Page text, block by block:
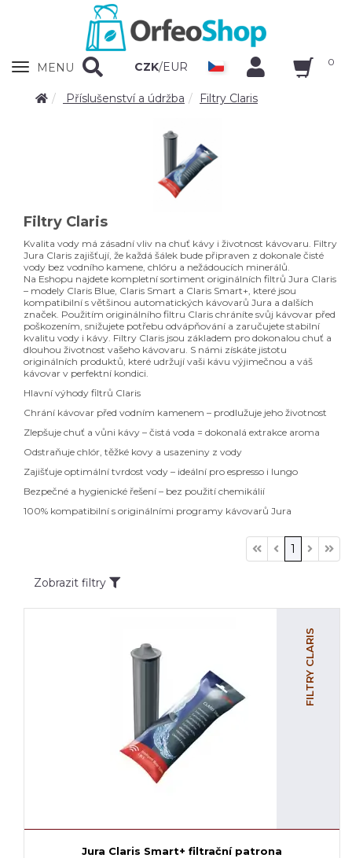
Zobrazit
MENU CZK/EUR 0
Příslušenství a údržba Filtry Claris
Filtry Claris
Kvalita vody má zásadní vliv na chuť kávy i životnost kávovaru. Filtry
Jura Claris zajišťují, že každá šálek bude připraven z dokonale čisté
vody bez vodního kamene, chlóru a nežádoucích minerálů.
Na Eshopu najdete kompletní sortiment originálních filtrů Jura Claris
– modely Claris Blue, Claris Smart a Claris Smart+, které jsou
kompatibilní s většinou automatických kávovarů Jura a dalších
značek. Použitím originálního filtru Claris chráníte svůj kávovar před
poškozením, snižujete potřebu odvápňování a zaručujete stabilní
kvalitu vody i kávy. Filtry Claris jsou základem pro dokonalou chuť a
dlouhou životnost vašeho kávovaru. S námi získáte jistotu
originálních produktů, které udržují vaši kávu výjimečnou a váš
kávovar v perfektní kondici.
Hlavní výhody filtrů Claris
Chrání kávovar před vodním kamenem – prodlužuje jeho životnost
Zlepšuje chuť a vůni kávy – čistá voda = dokonalá extrakce aroma
Odstraňuje chlór, těžké kovy a usazeniny z vody
Zajišťuje optimální tvrdost vody – ideální pro espresso i lungo
Bezpečné a hygienické řešení – bez použití chemikálií
100% kompatibilní s originálními programy kávovarů Jura
1
Zobrazit filtry
FILTRY CLARIS
Jura Claris Smart+ filtrační patrona